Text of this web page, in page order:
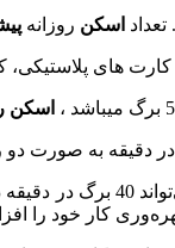
اسکن روزانه
های
اسکن
کار خود را